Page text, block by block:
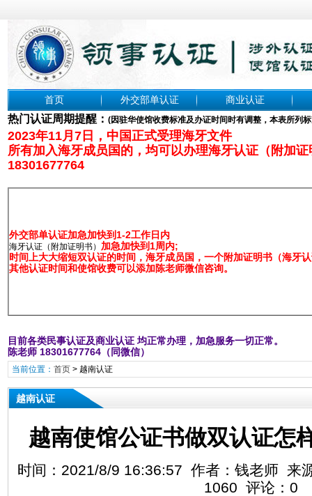
首页 外交部单认证 商业认证
热门认证周期提醒： (因驻华使馆收费标准及办证时间时有调整，本表所列
2023年11月7日，中国正式受理海牙文件
所有加入海牙成员国的，均可以办理海牙认证（附加
18301677764
外交部单认证加急加快到1-2工作日内
海牙认证（附加证明书） 加急加快到1周内;
时间上大大缩短双认证的时间，海牙成员国，一个附加证明书（海牙
其他认证时间和使馆收费可以添加陈老师微信咨询。
目前各类民事认证及商业认证 均正常办理，加急服务一切正常。
陈老师 18301677764（同微信）
当前位置： 首页> 越南认证
越南认证
越南使馆公证书做双认证怎
时间：2021/8/9 16:36:57 作者：钱老师 来
1060 评论：0